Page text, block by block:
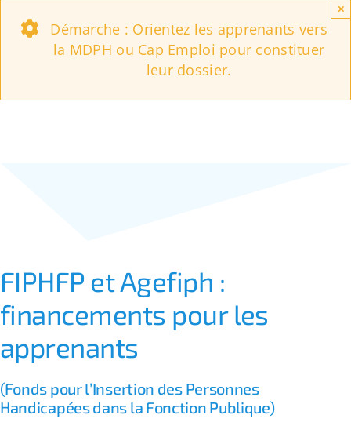
Démarche : Orientez les apprenants vers
la MDPH ou Cap Emploi pour constituer
leur dossier.
×
FIPHFP et Agefiph :
financements pour les
apprenants
(Fonds pour l’Insertion des Personnes
Handicapées dans la Fonction Publique)